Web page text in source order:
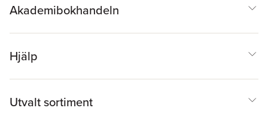
Akademibokhandeln
Hjälp
Utvalt sortiment